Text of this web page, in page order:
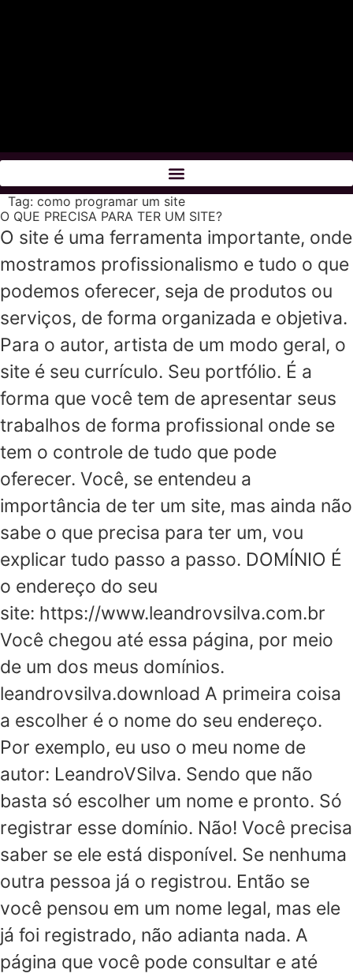
Tag: como programar um site
O QUE PRECISA PARA TER UM SITE?
O site é uma ferramenta importante, onde
mostramos profissionalismo e tudo o que
podemos oferecer, seja de produtos ou
serviços, de forma organizada e objetiva.
Para o autor, artista de um modo geral, o
site é seu currículo. Seu portfólio. É a
forma que você tem de apresentar seus
trabalhos de forma profissional onde se
tem o controle de tudo que pode
oferecer. Você, se entendeu a
importância de ter um site, mas ainda não
sabe o que precisa para ter um, vou
explicar tudo passo a passo. DOMÍNIO É
o endereço do seu
site: https://www.leandrovsilva.com.br
Você chegou até essa página, por meio
de um dos meus domínios.
leandrovsilva.download A primeira coisa
a escolher é o nome do seu endereço.
Por exemplo, eu uso o meu nome de
autor: LeandroVSilva. Sendo que não
basta só escolher um nome e pronto. Só
registrar esse domínio. Não! Você precisa
saber se ele está disponível. Se nenhuma
outra pessoa já o registrou. Então se
você pensou em um nome legal, mas ele
já foi registrado, não adianta nada. A
página que você pode consultar e até